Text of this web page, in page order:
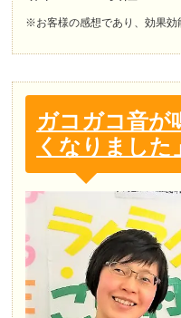
※お客様の感想であり、効果効
ガコガコ音が
くなりました